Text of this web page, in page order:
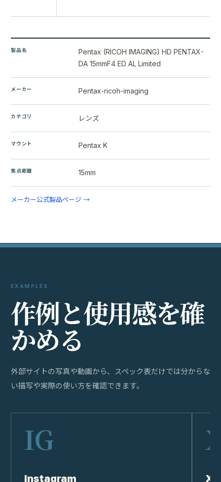
製品名
Pentax (RICOH IMAGING) HD PENTAX-
DA 15mmF4 ED AL Limited
メーカー Pentax-ricoh-imaging
カテゴリ レンズ
マウント Pentax K
焦点距離 15mm
メーカー公式製品ページ →
EXAMPLES
作例と使用感を確
かめる
外部サイトの写真や動画から、スペック表だけでは分からな
い描写や実際の使い方を確認できます。
Instagram X